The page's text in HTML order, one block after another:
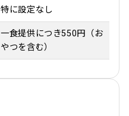
特に設定なし
一食提供につき550円（お
やつを含む）